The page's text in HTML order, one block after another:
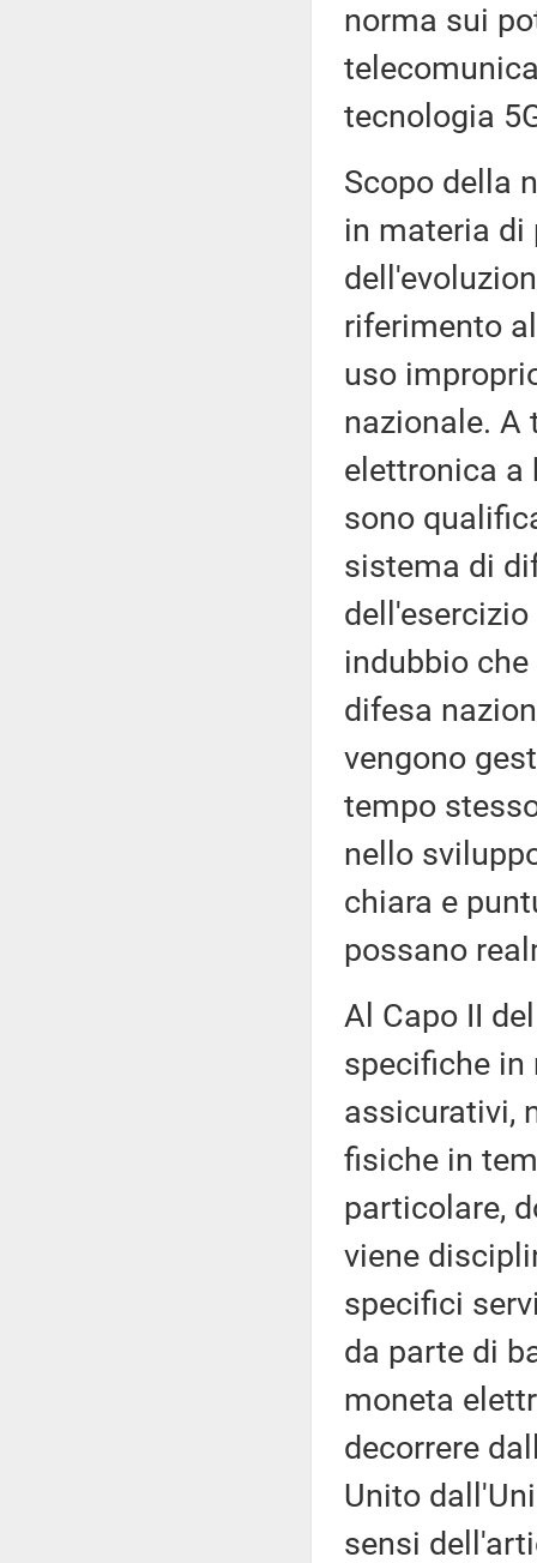
norma sui
tecnologia
Scopo della
in materia di
riferimento
uso
nazionale. A
elettronica a
sono
sistema di
indubbio
difesa
vengono
tempo
nello
chiara e
possano
Al Capo II
specifiche in
assicurativi,
fisiche in
particolare,
viene
specifici
da parte di
moneta
decorrere
Unito
sensi